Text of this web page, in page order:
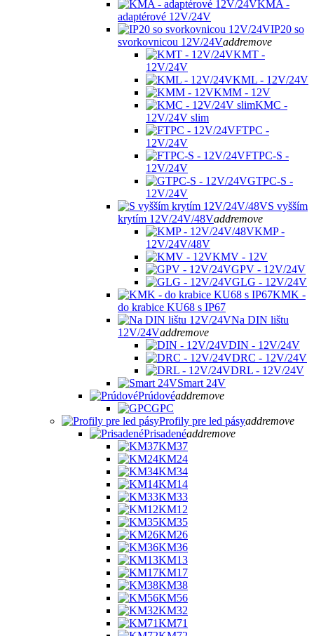
KMA -
adaptérové 12V/24V
IP20 so
svorkovnicou 12V/24Vaddremove
KMT -
12V/24V
KML - 12V/24V
KMM - 12V
KMC -
12V/24V slim
FTPC -
12V/24V
FTPC-S -
12V/24V
GTPC-S -
12V/24V
S vyšším
krytím 12V/24V/48Vaddremove
KMP -
12V/24V/48V
KMV - 12V
GPV - 12V/24V
GLG - 12V/24V
KMK -
do krabice KU68 s IP67
Na DIN lištu
12V/24Vaddremove
DIN - 12V/24V
DRC - 12V/24V
DRL - 12V/24V
Smart 24V
Prúdovéaddremove
GPC
Profily pre led pásyaddremove
Prisadenéaddremove
KM37
KM24
KM34
KM14
KM33
KM12
KM35
KM26
KM36
KM13
KM17
KM38
KM56
KM32
KM71